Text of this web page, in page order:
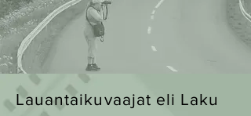
Lauantaikuvaajat eli Laku